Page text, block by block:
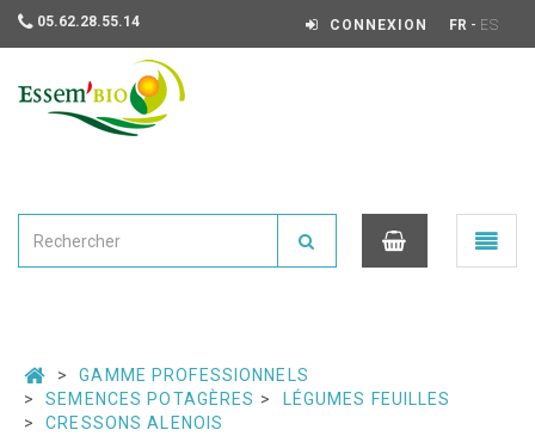
05.62.28.55.14 CONNEXION FR - ES
Ouvrir
le
GAMME PROFESSIONNELS
SEMENCES POTAGÈRES
LÉGUMES FEUILLES
CRESSONS ALENOIS